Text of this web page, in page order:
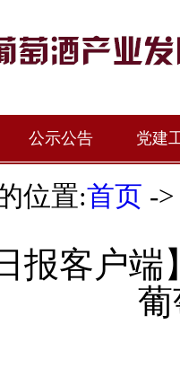
公示公告 党建
位置:首页 ->
报客户